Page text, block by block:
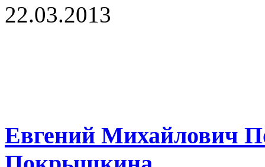
22.03.2013
Евгений Михайлович